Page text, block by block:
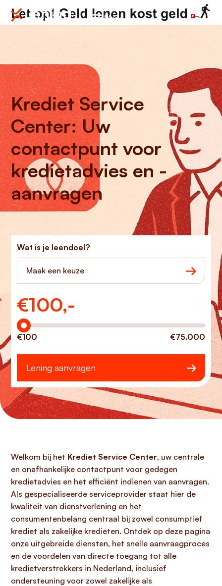
Menu
Krediet Service
Center: Uw
contactpunt voor
kredietadvies en -
aanvragen
Wat is je leendoel?
Maak een keuze
€100,-
Hoeveel wilt u lenen?
€100 €75.000
Lening aanvragen
Welkom bij het Krediet Service Center, uw centrale
en onafhankelijke contactpunt voor gedegen
kredietadvies en het efficiënt indienen van aanvragen.
Als gespecialiseerde serviceprovider staat hier de
kwaliteit van dienstverlening en het
consumentenbelang centraal bij zowel consumptief
krediet als zakelijke kredieten. Ontdek op deze pagina
onze uitgebreide diensten, het snelle aanvraagproces
en de voordelen van directe toegang tot alle
kredietverstrekkers in Nederland, inclusief
ondersteuning voor zowel zakelijke als